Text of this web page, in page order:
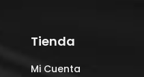
Tienda
Mi Cuenta